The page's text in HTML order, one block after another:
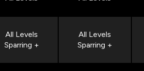
All Levels
Sparring +
All Levels
Sparring +